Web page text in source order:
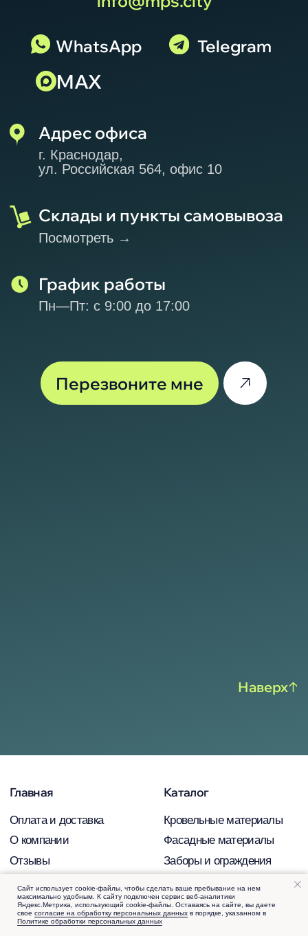
Сайт использует cookie-файлы, чтобы сделать ваше пребывание на нем
максимально удобным. К cайту подключен сервис веб-аналитики
Яндекс.Метрика, использующий cookie-файлы. Оставаясь на сайте, вы даете
свое согласие на обработку персональных данных в порядке, указанном в
Политике обработки персональных данных